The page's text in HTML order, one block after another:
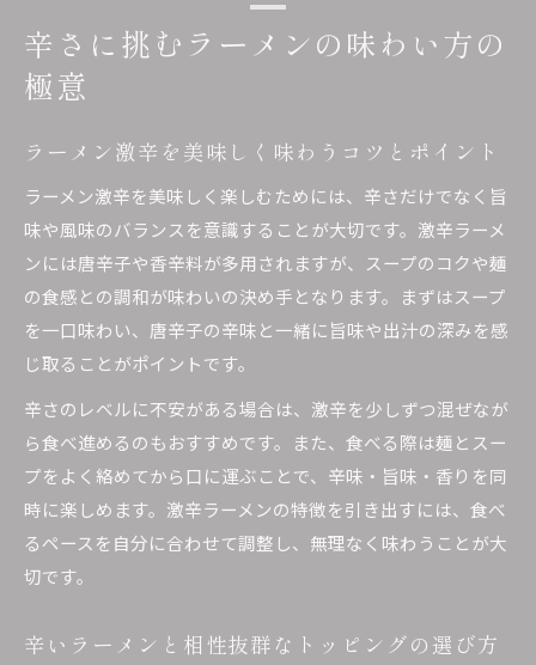
辛さに挑むラーメンの味わい方の
極意
ラーメン激辛を美味しく味わうコツとポイント
ラーメン激辛を美味しく楽しむためには、辛さだけでなく旨
味や風味のバランスを意識することが大切です。激辛ラーメ
ンには唐辛子や香辛料が多用されますが、スープのコクや麺
の食感との調和が味わいの決め手となります。まずはスープ
を一口味わい、唐辛子の辛味と一緒に旨味や出汁の深みを感
じ取ることがポイントです。
辛さのレベルに不安がある場合は、激辛を少しずつ混ぜなが
ら食べ進めるのもおすすめです。また、食べる際は麺とスー
プをよく絡めてから口に運ぶことで、辛味・旨味・香りを同
時に楽しめます。激辛ラーメンの特徴を引き出すには、食べ
るペースを自分に合わせて調整し、無理なく味わうことが大
切です。
辛いラーメンと相性抜群なトッピングの選び方